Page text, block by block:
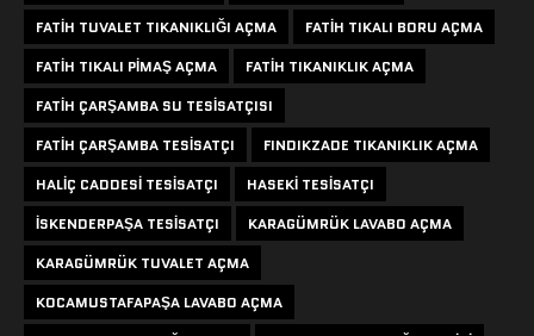
FATIH TUVALET TIKANIKLIĞI AÇMA
FATIH TIKALI BORU AÇMA
FATIH TIKALI PIMAŞ AÇMA
FATIH TIKANIKLIK AÇMA
FATIH ÇARŞAMBA SU TESISATÇISI
FATIH ÇARŞAMBA TESISATÇI
FINDIKZADE TIKANIKLIK AÇMA
HALIÇ CADDESI TESISATÇI
HASEKI TESISATÇI
ISKENDERPAŞA TESISATÇI
KARAGÜMRÜK LAVABO AÇMA
KARAGÜMRÜK TUVALET AÇMA
KOCAMUSTAFAPAŞA LAVABO AÇMA